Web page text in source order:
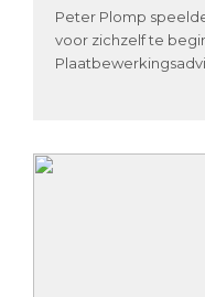
Peter Plomp
voor zichzelf te